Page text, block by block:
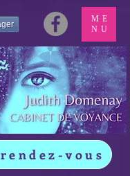
vous
ME
NU